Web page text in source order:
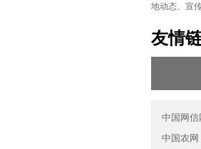
地动态、宣
友情
中国网信
中国农网